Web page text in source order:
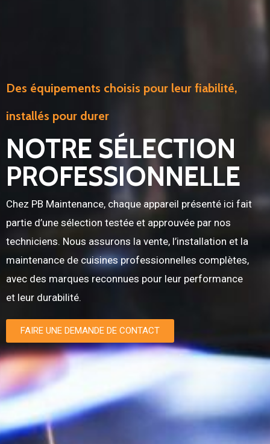
Des équipements choisis pour leur fiabilité,
installés pour durer
NOTRE SÉLECTION
PROFESSIONNELLE
Chez PB Maintenance, chaque appareil présenté ici fait
partie d’une sélection testée et approuvée par nos
techniciens. Nous assurons la vente, l’installation et la
maintenance de cuisines professionnelles complètes,
avec des marques reconnues pour leur performance
et leur durabilité.
FAIRE UNE DEMANDE DE CONTACT